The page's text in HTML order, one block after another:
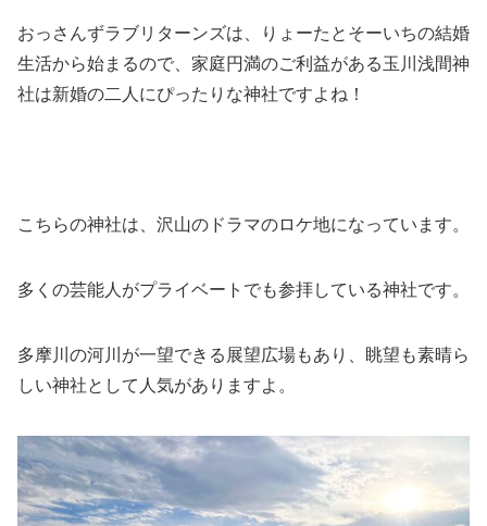
おっさんずラブリターンズは、りょーたとそーいちの結婚
生活から始まるので、家庭円満のご利益がある玉川浅間神
社は新婚の二人にぴったりな神社ですよね！
こちらの神社は、沢山のドラマのロケ地になっています。
多くの芸能人がプライベートでも参拝している神社です。
多摩川の河川が一望できる展望広場もあり、眺望も素晴ら
しい神社として人気がありますよ。